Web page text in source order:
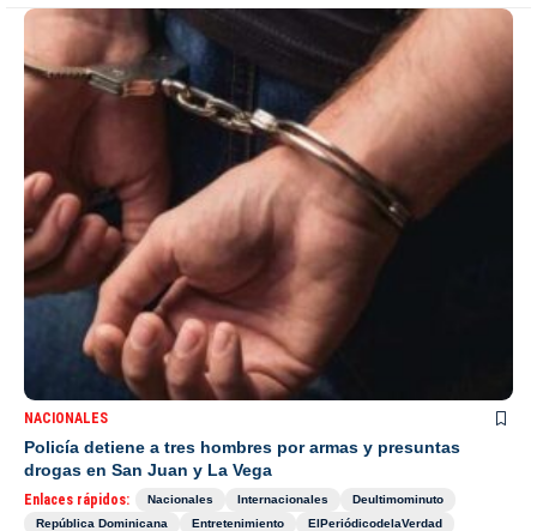
NACIONALES
Policía detiene a tres hombres por armas y presuntas
drogas en San Juan y La Vega
Enlaces rápidos: Nacionales Internacionales
Deultimominuto
República Dominicana
Entretenimiento
ElPeriódicodelaVerdad